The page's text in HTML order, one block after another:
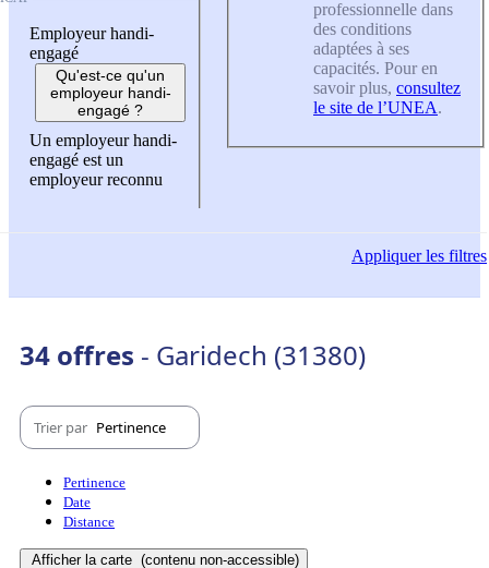
Employeur handi-
engagé
Qu'est-ce qu'un
employeur handi-
engagé ?
Un employeur handi-
engagé est un
employeur reconnu
professionnelle dans
des conditions
adaptées à ses
capacités. Pour en
savoir plus, consultez
le site de l’UNEA.
Appliquerles filtres
34 offres - Garidech (31380)
Trier par Pertinence
Pertinence
Date
Distance
Afficher la carte (contenu non-accessible)